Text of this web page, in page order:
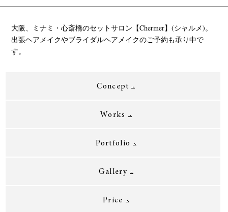
大阪、ミナミ・心斎橋のセットサロン【Chermer】(シャルメ)。
出張ヘアメイクやブライダルヘアメイクのご予約も承り中で
す。
Concept
Works
Portfolio
Gallery
Price